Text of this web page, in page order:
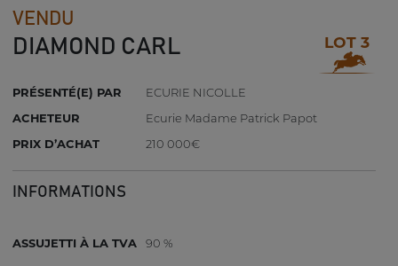
VENDU
DIAMOND CARL LOT 3
PRÉSENTÉ(E) PAR
ECURIE NICOLLE
ACHETEUR
Ecurie Madame Patrick Papot
PRIX D’ACHAT
210 000€
INFORMATIONS
ASSUJETTI À LA TVA 90 %